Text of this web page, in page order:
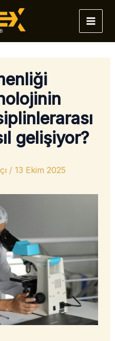
gelişiyor?
/ 13 Ekim 2025